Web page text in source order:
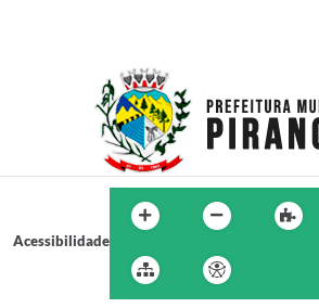
Acessibilidade